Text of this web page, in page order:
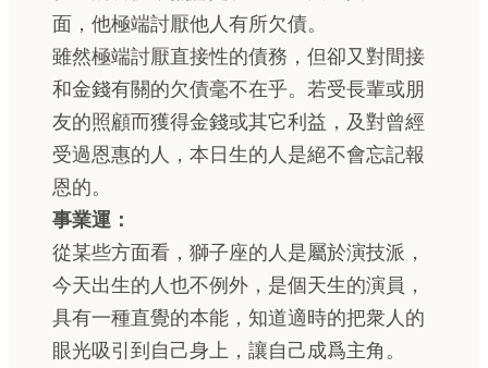
面，他極端討厭他人有所欠債。
雖然極端討厭直接性的債務，但卻又對間接
和金錢有關的欠債毫不在乎。若受長輩或朋
友的照顧而獲得金錢或其它利益，及對曾經
受過恩惠的人，本日生的人是絕不會忘記報
恩的。
事業運：
從某些方面看，獅子座的人是屬於演技派，
今天出生的人也不例外，是個天生的演員，
具有一種直覺的本能，知道適時的把衆人的
眼光吸引到自己身上，讓自己成爲主角。